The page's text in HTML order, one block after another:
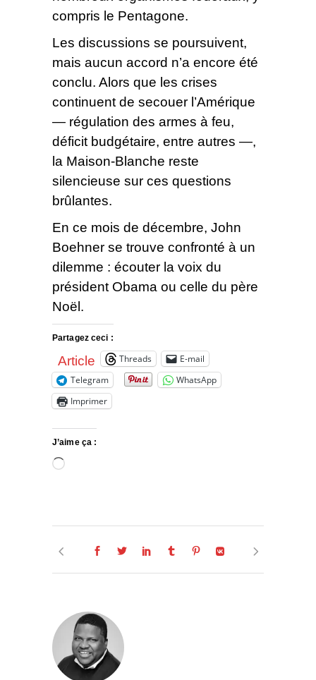
compris le Pentagone.
Les discussions se poursuivent,
mais aucun accord n’a encore été
conclu. Alors que les crises
continuent de secouer l’Amérique
— régulation des armes à feu,
déficit budgétaire, entre autres —,
la Maison-Blanche reste
silencieuse sur ces questions
brûlantes.
En ce mois de décembre, John
Boehner se trouve confronté à un
dilemme : écouter la voix du
président Obama ou celle du père
Noël.
Partagez ceci :
Article Threads
E-mail
Telegram
WhatsApp
Imprimer
J’aime ça :
Chargement…